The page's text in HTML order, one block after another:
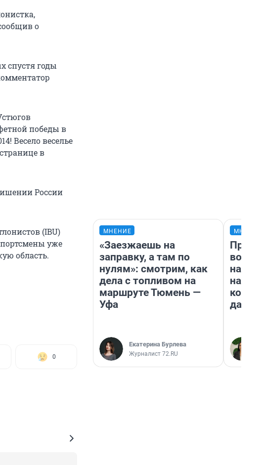
о
спустя годы
победы в
Весело веселье
в
России
(IBU)
уже
область.
0
МНЕНИЕ
«Заезжаешь на
заправку, а там по
нулям»: смотрим, как
дела с топливом на
маршруте Тюмень —
Уфа
Екатерина Бурлева
Журналист 72.RU
нам
даже